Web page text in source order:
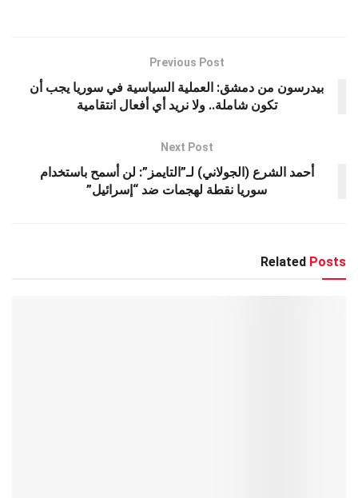
k
p
p
Previous Post
بيدرسون من دمشق: العملية السياسية في سوريا يجب أن
تكون شاملة.. ولا نريد أي أفعال انتقامية
Next Post
أحمد الشرع (الجولاني) لـ”التايمز”: لن أسمح باستخدام
سوريا نقطة لهجمات ضد “إسرائيل”
Related Posts